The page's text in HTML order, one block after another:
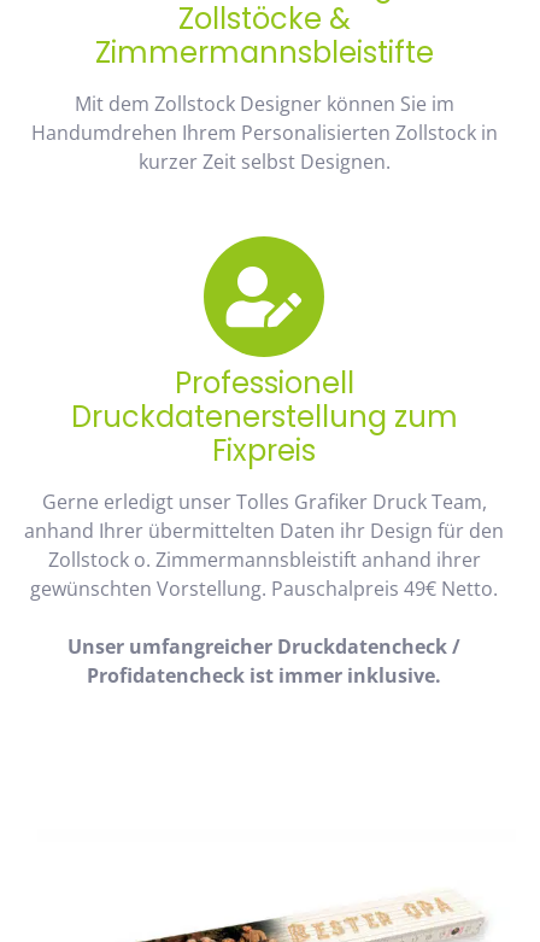
Zollstöcke &
Zimmermannsbleistifte
Mit dem Zollstock Designer können Sie im
Handumdrehen Ihrem Personalisierten Zollstock in
kurzer Zeit selbst Designen.
Professionell
Druckdatenerstellung zum
Fixpreis
Gerne erledigt unser Tolles Grafiker Druck Team,
anhand Ihrer übermittelten Daten ihr Design für den
Zollstock o. Zimmermannsbleistift anhand ihrer
gewünschten Vorstellung. Pauschalpreis 49€ Netto.
Unser umfangreicher Druckdatencheck /
Profidatencheck ist immer inklusive.